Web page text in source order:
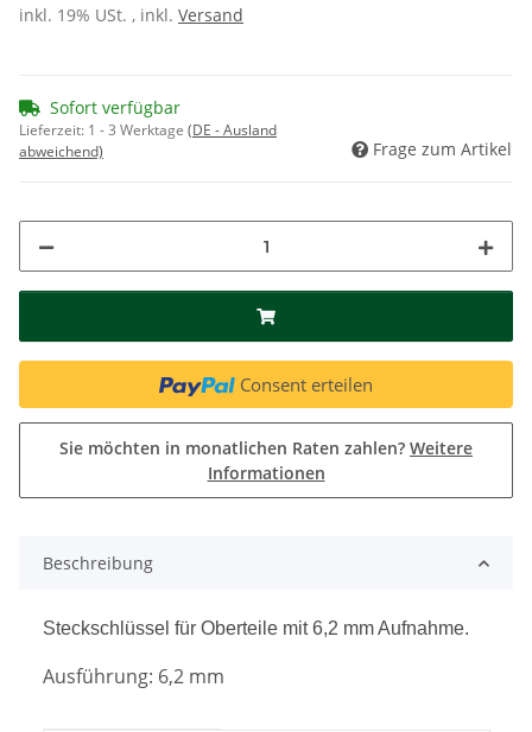
inkl. 19% USt. , inkl. Versand
Sofort verfügbar
Lieferzeit: 1 - 3 Werktage (DE - Ausland
abweichend)
Frage zum Artikel
Consent erteilen
Sie möchten in monatlichen Raten zahlen? Weitere
Informationen
Beschreibung
Steckschlüssel für Oberteile mit 6,2 mm Aufnahme.
Ausführung: 6,2 mm